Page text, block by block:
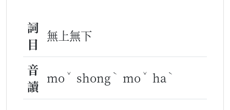
詞
目
無上無下
音
讀
mo ˇ shong ˋ mo ˇ ha ˋ